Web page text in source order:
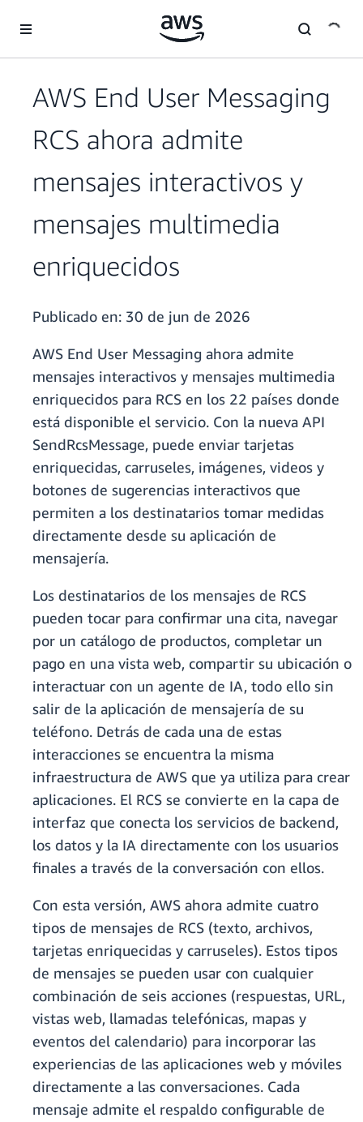
AWS End User Messaging
RCS ahora admite
mensajes interactivos y
mensajes multimedia
enriquecidos
Publicado en: 30 de jun de 2026
AWS End User Messaging ahora admite
mensajes interactivos y mensajes multimedia
enriquecidos para RCS en los 22 países donde
está disponible el servicio. Con la nueva API
SendRcsMessage, puede enviar tarjetas
enriquecidas, carruseles, imágenes, videos y
botones de sugerencias interactivos que
permiten a los destinatarios tomar medidas
directamente desde su aplicación de
mensajería.
Los destinatarios de los mensajes de RCS
pueden tocar para confirmar una cita, navegar
por un catálogo de productos, completar un
pago en una vista web, compartir su ubicación o
interactuar con un agente de IA, todo ello sin
salir de la aplicación de mensajería de su
teléfono. Detrás de cada una de estas
interacciones se encuentra la misma
infraestructura de AWS que ya utiliza para crear
aplicaciones. El RCS se convierte en la capa de
interfaz que conecta los servicios de backend,
los datos y la IA directamente con los usuarios
finales a través de la conversación con ellos.
Con esta versión, AWS ahora admite cuatro
tipos de mensajes de RCS (texto, archivos,
tarjetas enriquecidas y carruseles). Estos tipos
de mensajes se pueden usar con cualquier
combinación de seis acciones (respuestas, URL,
vistas web, llamadas telefónicas, mapas y
eventos del calendario) para incorporar las
experiencias de las aplicaciones web y móviles
directamente a las conversaciones. Cada
mensaje admite el respaldo configurable de